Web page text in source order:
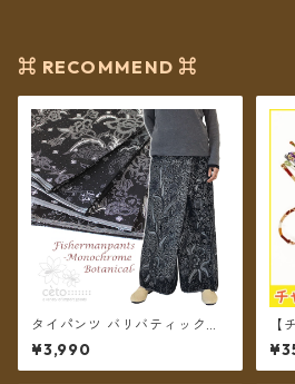
⌘ RECOMMEND ⌘
タイパンツ バリバティック柄
モノトーン ボタニカル 3タイ
プ リゾパン ロング丈【メール
便送料無料】
¥3,990
【